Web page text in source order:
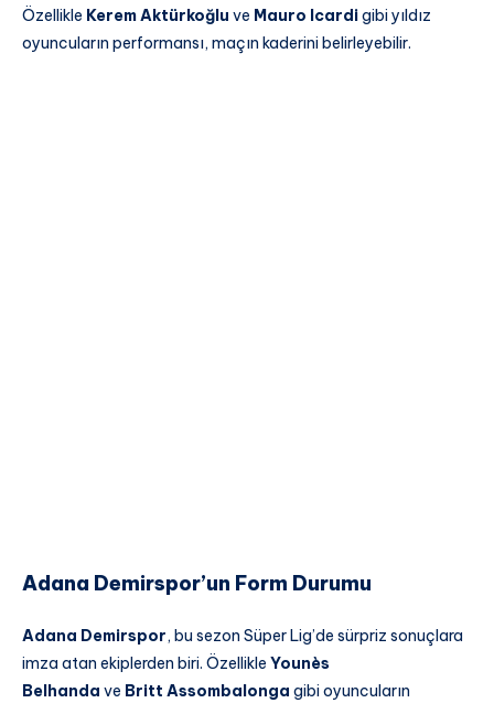
Özellikle Kerem Aktürkoğlu ve Mauro Icardigibi yıldız
oyuncuların performansı, maçın kaderini belirleyebilir.
Adana Demirspor’un Form Durumu
Adana Demirspor, bu sezon Süper Lig’de sürpriz sonuçlara
imza atan ekiplerden biri. Özellikle Younès
Belhanda ve Britt Assombalonga gibi oyuncuların